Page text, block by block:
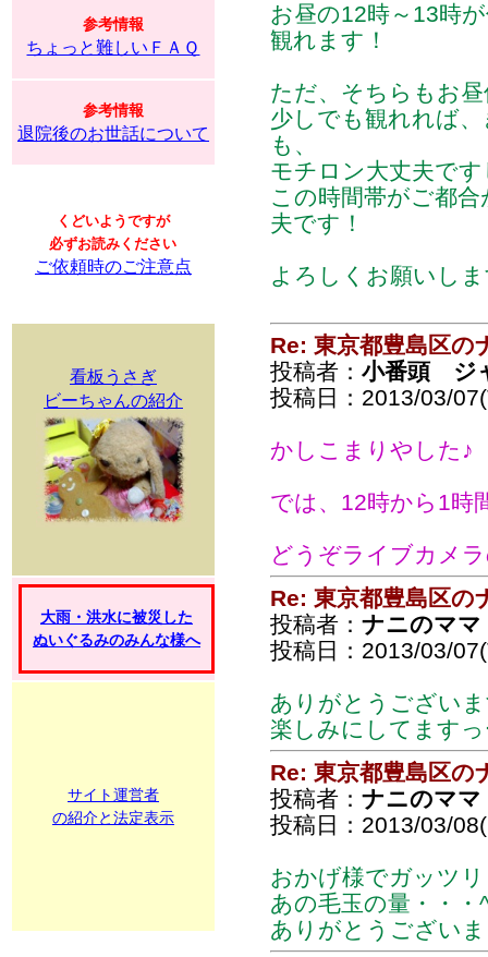
参考情報
ちょっと難しいＦＡＱ
参考情報
退院後のお世話について
くどいようですが
必ずお読みください
ご依頼時のご注意点
看板うさぎ
ビーちゃんの紹介
大雨・洪水に被災した
ぬいぐるみのみんな様へ
サイト運営者
の紹介と法定表示
お昼の12時～13時
観れます！
ただ、そちらもお
少しでも観れれば
も、
モチロン大丈夫です
この時間帯がご都
夫です！
よろしくお願いし
Re: 東京都豊島区の
投稿者： 小番頭 ジ
投稿日：2013/03/
かしこまりやした♪
では、12時から1時
どうぞライブカメ
Re: 東京都豊島区の
投稿者： ナニのママ
投稿日：2013/03/
ありがとうござい
楽しみにしてます
Re: 東京都豊島区の
投稿者： ナニのママ
投稿日：2013/03/
おかげ様でガッツ
あの毛玉の量・・・
ありがとうござい